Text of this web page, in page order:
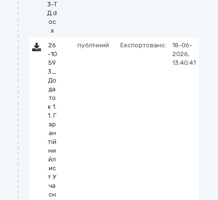
3-Т
Д.d
oc
x
26
-10
59
3_
До
да
то
к 1.
1. Г
ар
ан
тій
ни
йл
ис
т У
ча
сн
публічний Експортовано:
18-06-
2026,
13:40:41